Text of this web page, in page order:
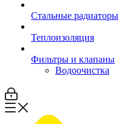
Стальные радиаторы
Теплоизоляция
Фильтры и клапаны
Водоочистка